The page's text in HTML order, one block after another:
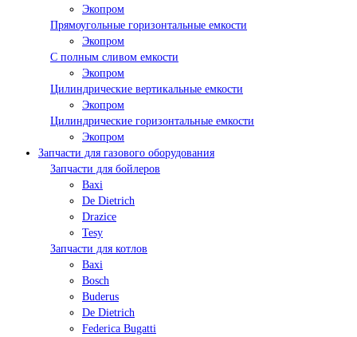
Экопром
Прямоугольные горизонтальные емкости
Экопром
С полным сливом емкости
Экопром
Цилиндрические вертикальные емкости
Экопром
Цилиндрические горизонтальные емкости
Экопром
Запчасти для газового оборудования
Запчасти для бойлеров
Baxi
De Dietrich
Drazice
Tesy
Запчасти для котлов
Baxi
Bosch
Buderus
De Dietrich
Federica Bugatti